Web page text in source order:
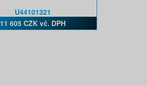
U44101321
11 605 CZK vč. DPH